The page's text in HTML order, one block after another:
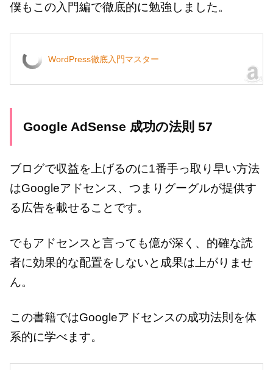
僕もこの入門編で徹底的に勉強しました。
WordPress徹底入門マスター
Google AdSense 成功の法則 57
ブログで収益を上げるのに1番手っ取り早い方法
はGoogleアドセンス、つまりグーグルが提供す
る広告を載せることです。
でもアドセンスと言っても億が深く、的確な読
者に効果的な配置をしないと成果は上がりませ
ん。
この書籍ではGoogleアドセンスの成功法則を体
系的に学べます。